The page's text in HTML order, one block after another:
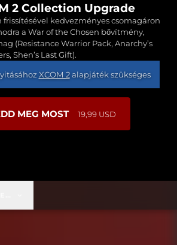
2 Collection Upgrade
frissítésével kedvezményes csomagáron
a War of the Chosen bővítmény,
(Resistance Warrior Pack, Anarchy’s
Shen’s Last Gift).
XCOM 2alapjáték szükséges
MEG MOST 19,99 USD